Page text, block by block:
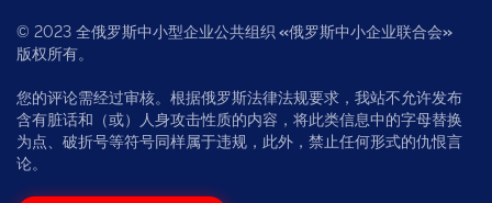
© 2023 全俄罗斯中小型企业公共组织 «俄罗斯中小企业联合会»
版权所有。
您的评论需经过审核。根据俄罗斯法律法规要求，我站不允许发布
含有脏话和（或）人身攻击性质的内容，将此类信息中的字母替换
为点、破折号等符号同样属于违规，此外，禁止任何形式的仇恨言
论。